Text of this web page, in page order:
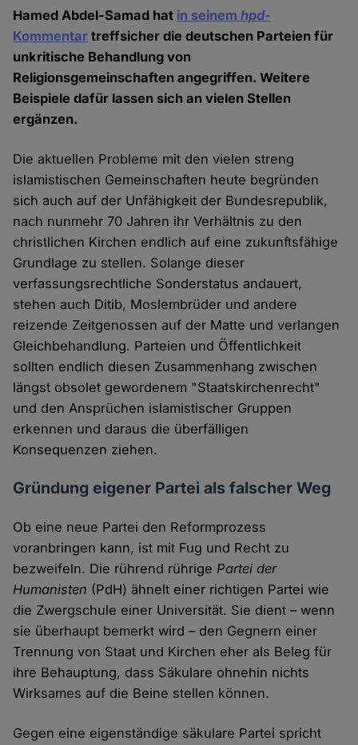
Hamed Abdel-Samad hat in seinemhpd-
Kommentar treffsicher die deutschen Parteien für
unkritische Behandlung von
Religionsgemeinschaften angegriffen. Weitere
Beispiele dafür lassen sich an vielen Stellen
ergänzen.
Die aktuellen Probleme mit den vielen streng
islamistischen Gemeinschaften heute begründen
sich auch auf der Unfähigkeit der Bundesrepublik,
nach nunmehr 70 Jahren ihr Verhältnis zu den
christlichen Kirchen endlich auf eine zukunftsfähige
Grundlage zu stellen. Solange dieser
verfassungsrechtliche Sonderstatus andauert,
stehen auch Ditib, Moslembrüder und andere
reizende Zeitgenossen auf der Matte und verlangen
Gleichbehandlung. Parteien und Öffentlichkeit
sollten endlich diesen Zusammenhang zwischen
längst obsolet gewordenem "Staatskirchenrecht"
und den Ansprüchen islamistischer Gruppen
erkennen und daraus die überfälligen
Konsequenzen ziehen.
Gründung eigener Partei als falscher Weg
Ob eine neue Partei den Reformprozess
voranbringen kann, ist mit Fug und Recht zu
bezweifeln. Die rührend rührigePartei der
Humanisten (PdH) ähnelt einer richtigen Partei wie
die Zwergschule einer Universität. Sie dient – wenn
sie überhaupt bemerkt wird – den Gegnern einer
Trennung von Staat und Kirchen eher als Beleg für
ihre Behauptung, dass Säkulare ohnehin nichts
Wirksames auf die Beine stellen können.
Gegen eine eigenständige säkulare Partei spricht